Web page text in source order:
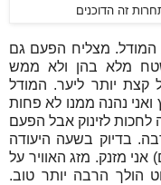
זה הדוכנים
המודל. מצליח הפעם גם
מלא בהן ולא ממש
קצת יותר ליער. המודל
ואני נהנה ממנו לא פחות
לחכות לזינוק אבל הפעם
בדיוק בשעה היעודה
אני מזנק. מזג האוויר על
הולך הרבה יותר טוב.